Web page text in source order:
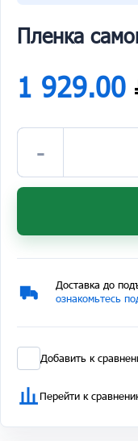
Пленка
1 929.00
-
Доставка до
ознакомьтесь
Добавить к
Перейти к